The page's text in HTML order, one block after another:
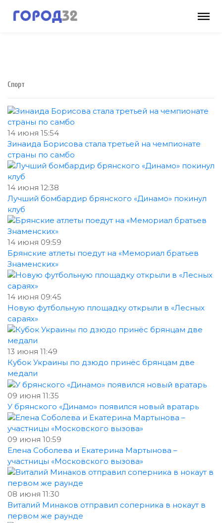
Спорт
14 июня 15:54
Зинаида Борисова стала третьей на чемпионате
страны по самбо
14 июня 12:38
Лучший бомбардир брянского «Динамо» покинул
клуб
14 июня 09:59
Брянские атлеты поедут на «Мемориал братьев
Знаменских»
14 июня 09:45
Новую футбольную площадку открыли в «Лесных
сараях»
13 июня 11:49
Кубок Украины по дзюдо принёс брянцам две
медали
09 июня 11:35
У брянского «Динамо» появился новый вратарь
09 июня 10:59
Елена Соболева и Екатерина Мартынова –
участницы «Московского вызова»
08 июня 11:30
Виталий Минаков отправил соперника в нокаут в
первом же раунде